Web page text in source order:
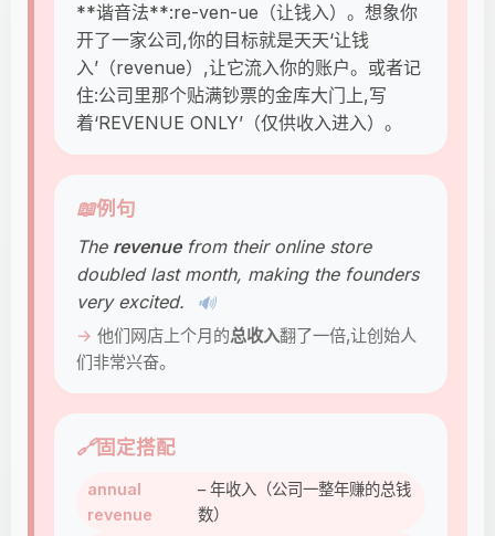
**谐音法**:re-ven-ue（让钱入）。想象你
开了一家公司,你的目标就是天天‘让钱
入’（revenue）,让它流入你的账户。或者记
住:公司里那个贴满钞票的金库大门上,写
着‘REVENUE ONLY’（仅供收入进入）。
📖例句
The revenuefrom their online store
doubled last month, making the founders
very excited.
🔊
他们网店上个月的总收入翻了一倍,让创始人
们非常兴奋。
🔗固定搭配
annual
revenue
– 年收入（公司一整年赚的总钱
数）